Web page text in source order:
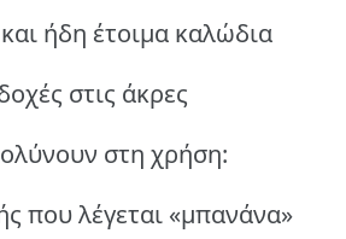
ήδη έτοιμα καλώδια
στις άκρες
στη χρήση:
που λέγεται «μπανάνα»